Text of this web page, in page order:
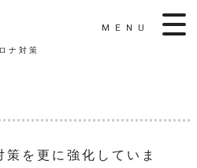
MENU
ナ対策
を更に強化していま